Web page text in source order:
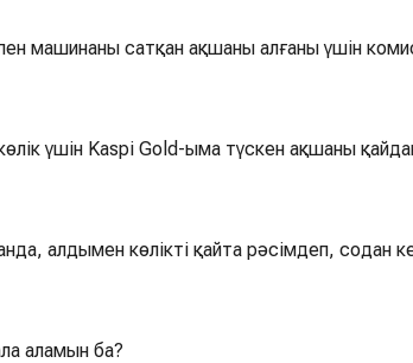
машинаны сатқан ақшаны алғаны үшін
үшін Kaspi Gold-ыма түскен ақшаны
алдымен көлікті қайта рәсімдеп, содан
аламын ба?